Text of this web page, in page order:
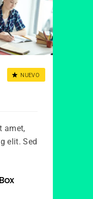
NUEVO
amet,
elit. Sed